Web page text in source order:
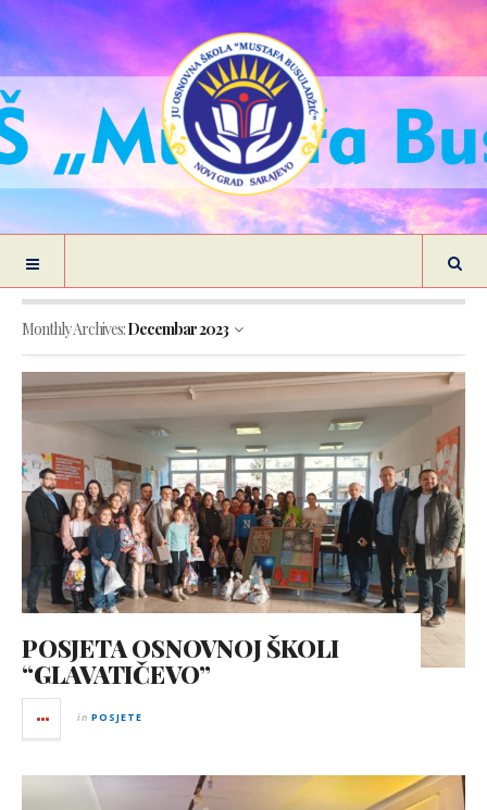
Monthly Archives:Decembar 2023
POSJETA OSNOVNOJ ŠKOLI
“GLAVATIČEVO”
in POSJETE